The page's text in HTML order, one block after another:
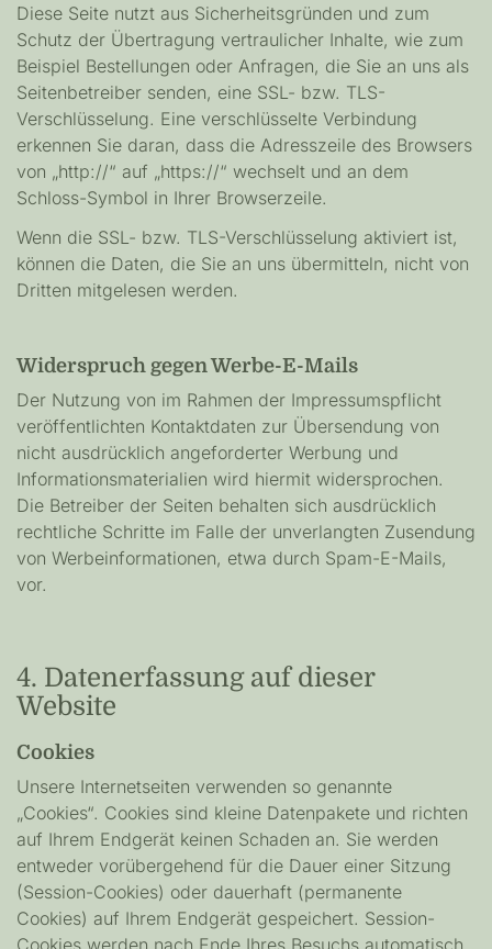
Diese Seite nutzt aus Sicherheitsgründen und zum
Schutz der Übertragung vertraulicher Inhalte, wie zum
Beispiel Bestellungen oder Anfragen, die Sie an uns als
Seitenbetreiber senden, eine SSL- bzw. TLS-
Verschlüsselung. Eine verschlüsselte Verbindung
erkennen Sie daran, dass die Adresszeile des Browsers
von „http://“ auf „https://“ wechselt und an dem
Schloss-Symbol in Ihrer Browserzeile.
Wenn die SSL- bzw. TLS-Verschlüsselung aktiviert ist,
können die Daten, die Sie an uns übermitteln, nicht von
Dritten mitgelesen werden.
Widerspruch gegen Werbe-E-Mails
Der Nutzung von im Rahmen der Impressumspflicht
veröffentlichten Kontaktdaten zur Übersendung von
nicht ausdrücklich angeforderter Werbung und
Informationsmaterialien wird hiermit widersprochen.
Die Betreiber der Seiten behalten sich ausdrücklich
rechtliche Schritte im Falle der unverlangten Zusendung
von Werbeinformationen, etwa durch Spam-E-Mails,
vor.
4. Datenerfassung auf dieser
Website
Cookies
Unsere Internetseiten verwenden so genannte
„Cookies“. Cookies sind kleine Datenpakete und richten
auf Ihrem Endgerät keinen Schaden an. Sie werden
entweder vorübergehend für die Dauer einer Sitzung
(Session-Cookies) oder dauerhaft (permanente
Cookies) auf Ihrem Endgerät gespeichert. Session-
Cookies werden nach Ende Ihres Besuchs automatisch